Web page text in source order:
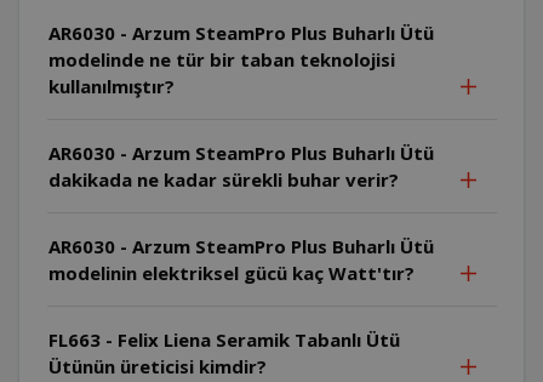
AR6030 - Arzum SteamPro Plus Buharlı Ütü
modelinde ne tür bir taban teknolojisi
kullanılmıştır?
AR6030 - Arzum SteamPro Plus Buharlı Ütü
dakikada ne kadar sürekli buhar verir?
AR6030 - Arzum SteamPro Plus Buharlı Ütü
modelinin elektriksel gücü kaç Watt'tır?
FL663 - Felix Liena Seramik Tabanlı Ütü
Ütünün üreticisi kimdir?